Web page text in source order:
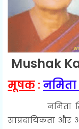
Mushak
मूषक : नमिता
नमिता सिंह
सांप्रदायिकता